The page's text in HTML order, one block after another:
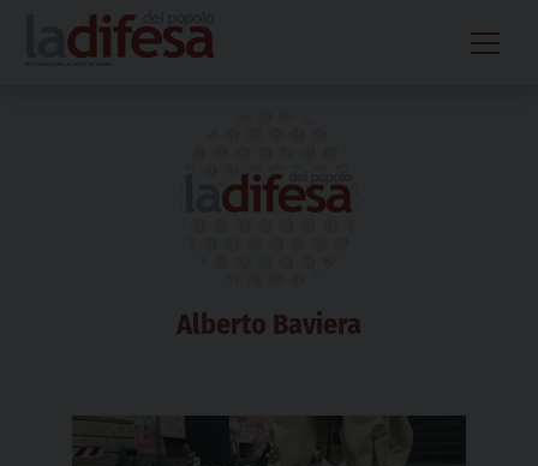
content
Alberto Baviera